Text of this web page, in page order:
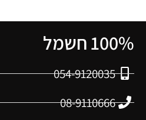
100% חשמל
054-9120035
08-9110666